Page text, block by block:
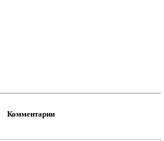
Комментарии